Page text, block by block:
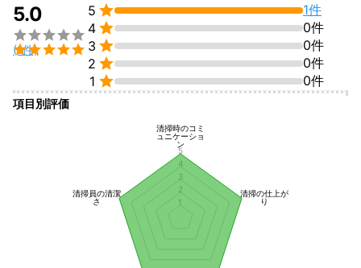
5.0


(1件)
5 
1件
4 
0件
3 
0件
2 
0件
1  0件
項目別評価
清掃時のコミ
ュニケーショ
ン
清掃の仕上が
り
清掃員の清潔
さ
1
2
3
4
5